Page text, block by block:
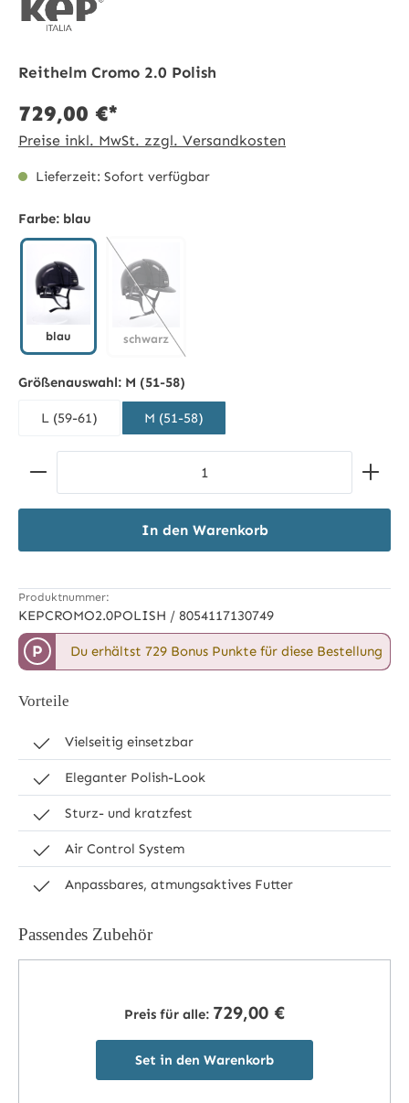
Reithelm Cromo 2.0 Polish
729,00 €*
Preise inkl. MwSt. zzgl. Versandkosten
Lieferzeit: Sofort verfügbar
Farbe: blau
blau schwarz
Größenauswahl: M (51-58)
L (59-61) M (51-58)
Produkt Anzahl: Gib den gewünschten Wert ein
In den Warenkorb
Produktnummer:
KEPCROMO2.0POLISH / 8054117130749
P Du erhältst 729 Bonus Punkte für diese Bestellung
Vorteile
Vielseitig einsetzbar
Eleganter Polish-Look
Sturz- und kratzfest
Air Control System
Anpassbares, atmungsaktives Futter
Passendes Zubehör
Preis für alle: 729,00 €
Set in den Warenkorb